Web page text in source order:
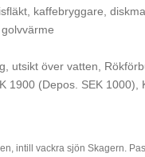
kaffebryggare,
utsikt över vatten,
1900 (Depos. SEK 1000),
intill vackra sjön Skagern.